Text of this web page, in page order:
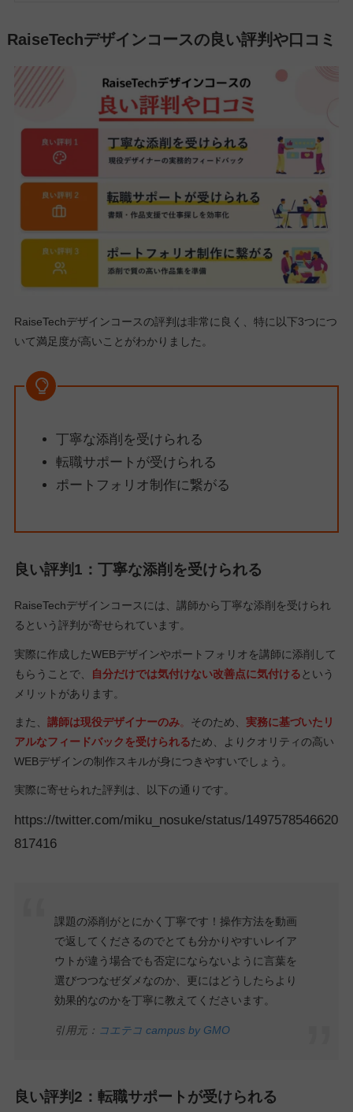
RaiseTechデザインコースの良い評判や口コミ
RaiseTechデザインコースの評判は非常に良く、特に以下3つにつ
いて満足度が高いことがわかりました。
丁寧な添削を受けられる
転職サポートが受けられる
ポートフォリオ制作に繋がる
良い評判1：丁寧な添削を受けられる
RaiseTechデザインコースには、講師から丁寧な添削を受けられ
るという評判が寄せられています。
実際に作成したWEBデザインやポートフォリオを講師に添削して
もらうことで、
自分だけでは気付けない改善点に気付けるという
メリットがあります。
また、 講師は現役デザイナーのみ。 そのため、 実務に基づいたリ
アルなフィードバックを受けられるため、よりクオリティの高い
WEBデザインの制作スキルが身につきやすいでしょう。
実際に寄せられた評判は、以下の通りです。
https://twitter.com/miku_nosuke/status/1497578546620
817416
課題の添削がとにかく丁寧です！操作方法を動画
で返してくださるのでとても分かりやすいレイア
ウトが違う場合でも否定にならないように言葉を
選びつつなぜダメなのか、更にはどうしたらより
効果的なのかを丁寧に教えてくださいます。
引用元： コエテコ campus by GMO
良い評判2：転職サポートが受けられる